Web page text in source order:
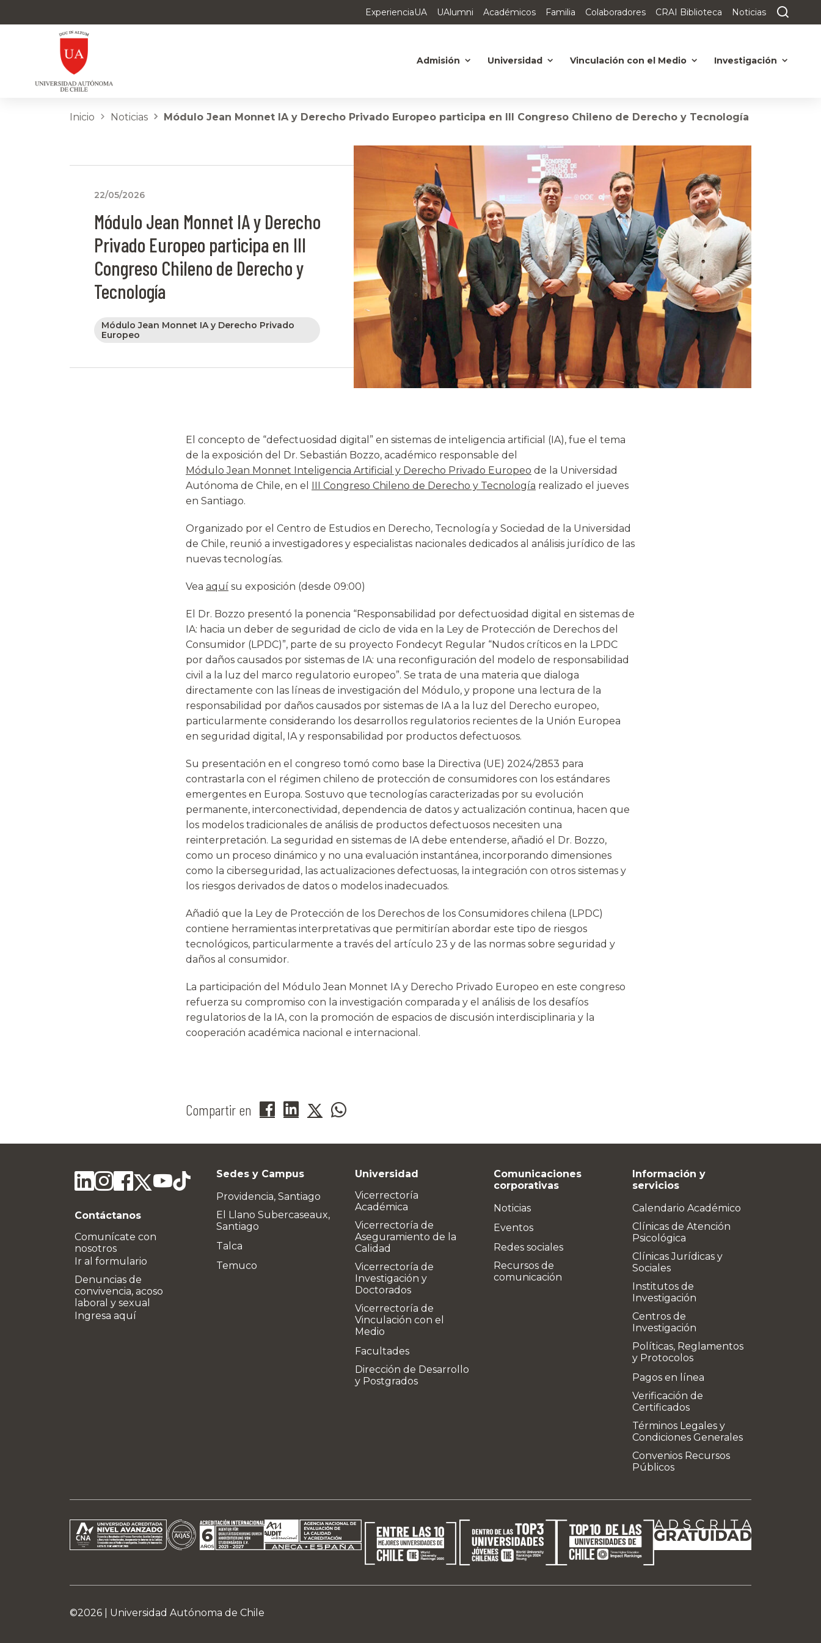
ExperienciaUA UAlumni Académicos Familia Colaboradores CRAI Biblioteca Noticias
Admisión Universidad Vinculación con el Medio Investigación
Inicio Noticias Módulo Jean Monnet IA y Derecho Privado Europeo participa en III Congreso Chileno de Derecho y Tecnología
22/05/2026
Módulo Jean Monnet IA y Derecho
Privado Europeo participa en III
Congreso Chileno de Derecho y
Tecnología
Módulo Jean Monnet IA y Derecho Privado
Europeo
El concepto de “defectuosidad digital” en sistemas de inteligencia artificial (IA), fue el tema
de la exposición del Dr. Sebastián Bozzo, académico responsable del
Módulo Jean Monnet Inteligencia Artificial y Derecho Privado Europeo de la Universidad
Autónoma de Chile, en el III Congreso Chileno de Derecho y Tecnología realizado el jueves
en Santiago.
Organizado por el Centro de Estudios en Derecho, Tecnología y Sociedad de la Universidad
de Chile, reunió a investigadores y especialistas nacionales dedicados al análisis jurídico de las
nuevas tecnologías.
Vea aquí su exposición (desde 09:00)
El Dr. Bozzo presentó la ponencia “Responsabilidad por defectuosidad digital en sistemas de
IA: hacia un deber de seguridad de ciclo de vida en la Ley de Protección de Derechos del
Consumidor (LPDC)”, parte de su proyecto Fondecyt Regular “Nudos críticos en la LPDC
por daños causados por sistemas de IA: una reconfiguración del modelo de responsabilidad
civil a la luz del marco regulatorio europeo”. Se trata de una materia que dialoga
directamente con las líneas de investigación del Módulo, y propone una lectura de la
responsabilidad por daños causados por sistemas de IA a la luz del Derecho europeo,
particularmente considerando los desarrollos regulatorios recientes de la Unión Europea
en seguridad digital, IA y responsabilidad por productos defectuosos.
Su presentación en el congreso tomó como base la Directiva (UE) 2024/2853 para
contrastarla con el régimen chileno de protección de consumidores con los estándares
emergentes en Europa. Sostuvo que tecnologías caracterizadas por su evolución
permanente, interconectividad, dependencia de datos y actualización continua, hacen que
los modelos tradicionales de análisis de productos defectuosos necesiten una
reinterpretación. La seguridad en sistemas de IA debe entenderse, añadió el Dr. Bozzo,
como un proceso dinámico y no una evaluación instantánea, incorporando dimensiones
como la ciberseguridad, las actualizaciones defectuosas, la integración con otros sistemas y
los riesgos derivados de datos o modelos inadecuados.
Añadió que la Ley de Protección de los Derechos de los Consumidores chilena (LPDC)
contiene herramientas interpretativas que permitirían abordar este tipo de riesgos
tecnológicos, particularmente a través del artículo 23 y de las normas sobre seguridad y
daños al consumidor.
La participación del Módulo Jean Monnet IA y Derecho Privado Europeo en este congreso
refuerza su compromiso con la investigación comparada y el análisis de los desafíos
regulatorios de la IA, con la promoción de espacios de discusión interdisciplinaria y la
cooperación académica nacional e internacional.
Compartir en
Contáctanos
Comunícate con
nosotros
Ir al formulario
Denuncias de
convivencia, acoso
laboral y sexual
Ingresa aquí
Sedes y Campus
Providencia, Santiago
El Llano Subercaseaux,
Santiago
Talca
Temuco
Universidad
Vicerrectoría
Académica
Vicerrectoría de
Aseguramiento de la
Calidad
Vicerrectoría de
Investigación y
Doctorados
Vicerrectoría de
Vinculación con el
Medio
Facultades
Dirección de Desarrollo
y Postgrados
Comunicaciones
corporativas
Noticias
Eventos
Redes sociales
Recursos de
comunicación
Información y
servicios
Calendario Académico
Clínicas de Atención
Psicológica
Clínicas Jurídicas y
Sociales
Institutos de
Investigación
Centros de
Investigación
Políticas, Reglamentos
y Protocolos
Pagos en línea
Verificación de
Certificados
Términos Legales y
Condiciones Generales
Convenios Recursos
Públicos
©2026 | Universidad Autónoma de Chile